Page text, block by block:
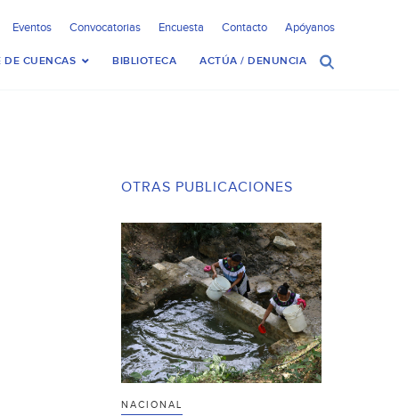
Eventos Convocatorias Encuesta Contacto Apóyanos
DE CUENCAS BIBLIOTECA ACTÚA / DENUNCIA
OTRAS PUBLICACIONES
NACIONAL